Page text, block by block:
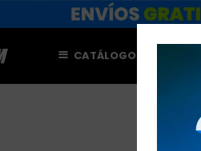
CATÁLOGO